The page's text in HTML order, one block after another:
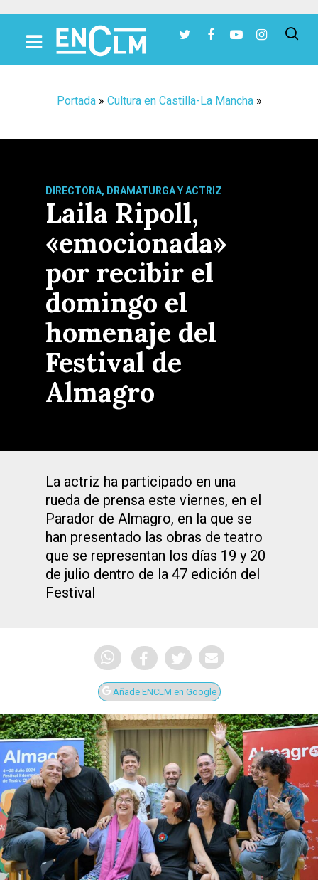
Portada» Cultura en Castilla-La Mancha»
DIRECTORA, DRAMATURGA Y ACTRIZ
Laila Ripoll,
«emocionada»
por recibir el
domingo el
homenaje del
Festival de
Almagro
La actriz ha participado en una
rueda de prensa este viernes, en el
Parador de Almagro, en la que se
han presentado las obras de teatro
que se representan los días 19 y 20
de julio dentro de la 47 edición del
Festival
Añade ENCLM en Google